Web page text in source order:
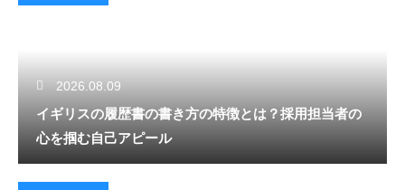
2026.08.09
イギリスの履歴書の書き方の特徴とは？採用担当者の
心を掴む自己アピール